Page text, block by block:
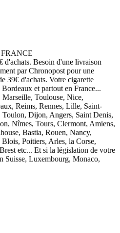
d'achats. Besoin d'une livraison
par Chronopost pour une
39€ d'achats. Votre cigarette
et partout en France...
Toulouse, Nice,
Reims, Rennes, Lille, Saint-
Dijon, Angers, Saint Denis,
Nîmes, Tours, Clermont, Amiens,
Bastia, Rouen, Nancy,
Poitiers, Arles, la Corse,
etc... Et si la législation de votre
Suisse, Luxembourg, Monaco,